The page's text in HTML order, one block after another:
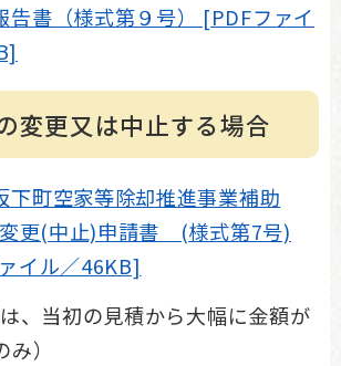
告書（様式第９号） [PDFファイ
変更又は中止する場合
下町空家等除却推進事業補助
更(中止)申請書 (様式第7号)
イル／46KB]
当初の見積から大幅に金額が
）